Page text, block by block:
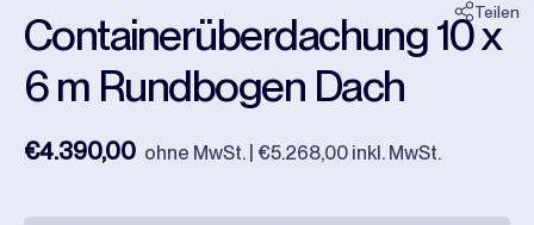
Teilen
Containerüberdachung 10 x
6 m Rundbogen Dach
€4.390,00 ohne MwSt. | €5.268,00 inkl. MwSt.